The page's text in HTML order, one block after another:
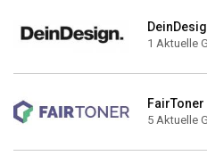
1 Aktuelle
FairToner
5 Aktuelle